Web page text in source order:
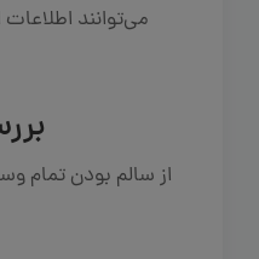
می‌توانند
از سالم بودن تمام